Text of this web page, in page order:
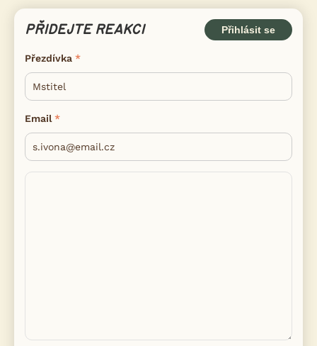
PŘIDEJTE REAKCI Přihlásit se
Přezdívka
Email